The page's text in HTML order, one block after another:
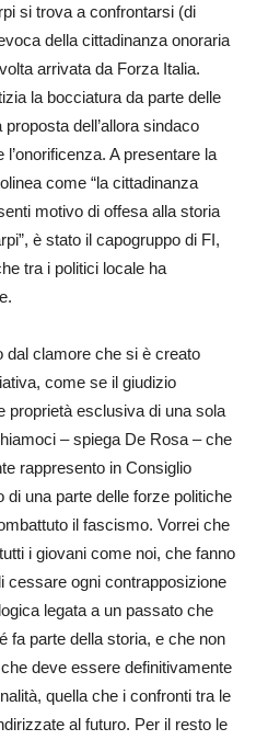
si trova a confrontarsi (di
della cittadinanza onoraria
arrivata da Forza Italia.
la bocciatura da parte delle
dell’allora sindaco
l’onorificenza. A presentare la
come “la cittadinanza
motivo di offesa alla storia
è stato il capogruppo di FI,
tra i politici locale ha
dal clamore che si è creato
come se il giudizio
proprietà esclusiva di una sola
– spiega De Rosa – che
rappresento in Consiglio
di una parte delle forze politiche
il fascismo. Vorrei che
i giovani come noi, che fanno
cessare ogni contrapposizione
legata a un passato che
fa parte della storia, e che non
deve essere definitivamente
quella che i confronti tra le
al futuro. Per il resto le